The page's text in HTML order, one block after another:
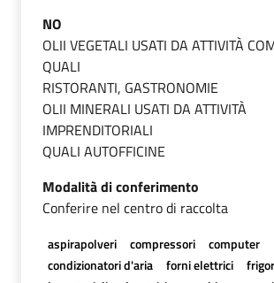
NO
OLII VEGETALI USATI DA ATTIVITÀ
QUALI
RISTORANTI, GASTRONOMIE
OLII MINERALI USATI DA ATTIVITÀ
IMPRENDITORIALI
QUALI AUTOFFICINE
Modalità di conferimento
Conferire nel centro di raccolta
aspirapolveri compressori
computer
condizionatori d'aria
forni elettrici